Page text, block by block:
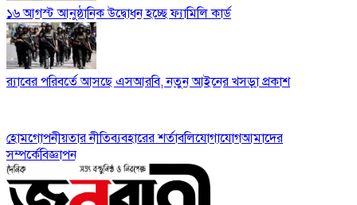
১৬ আগস্ট আনুষ্ঠানিক উদ্বোধন হচ্ছে ফ্যামিলি কার্ড
র‍্যাবের পরিবর্তে আসছে এসআরবি, নতুন আইনের খসড়া প্রকাশ
হোমগোপনীয়তার নীতিব্যবহারের শর্তাবলিযোগাযোগআমাদের
সম্পর্কেবিজ্ঞাপন